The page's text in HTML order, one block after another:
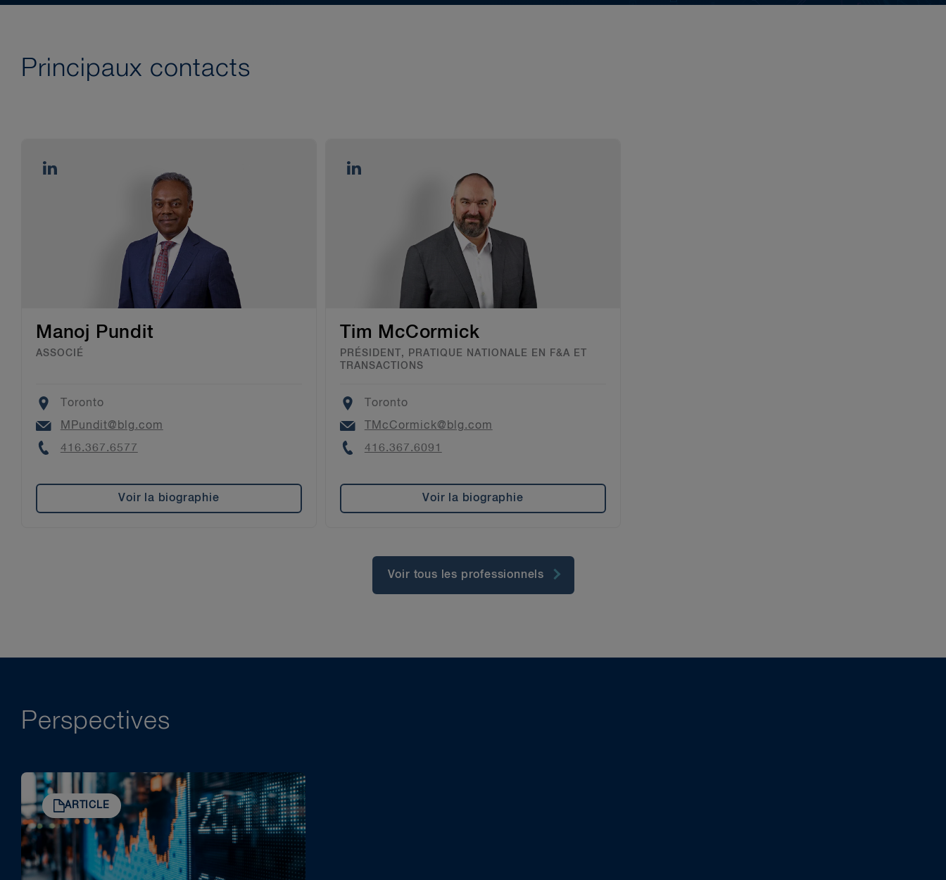
Principaux contacts
Manoj Pundit
ASSOCIÉ
Location
Toronto
Email
MPundit@blg.com
Phone
416.367.6577
Voir la biographie
Tim McCormick
PRÉSIDENT, PRATIQUE NATIONALE EN F&A ET
TRANSACTIONS
Location
Toronto
EmailTMcCormick@blg.com
Phone
416.367.6091
Voir la biographie
Voir tous les professionnels
Perspectives
ARTICLE